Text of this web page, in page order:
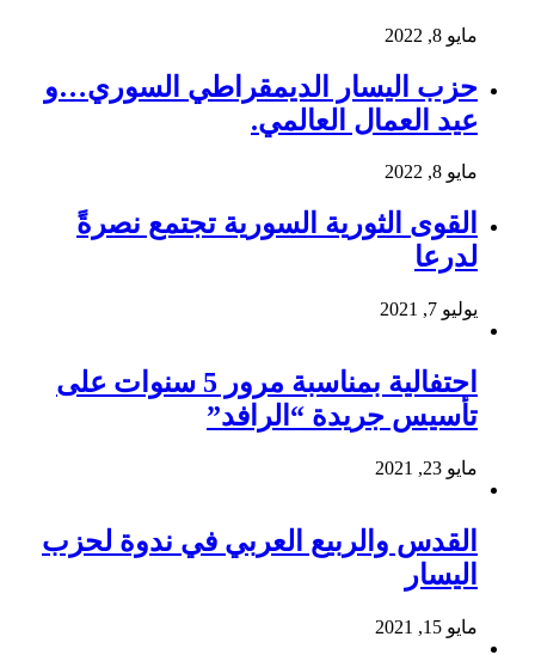
مايو 8, 2022
حزب اليسار الديمقراطي السوري…و
عيد العمال العالمي.
مايو 8, 2022
القوى الثورية السورية تجتمع نصرةً
لدرعا
يوليو 7, 2021
احتفالية بمناسبة مرور 5 سنوات على
تأسيس جريدة “الرافد”
مايو 23, 2021
القدس والربيع العربي في ندوة لحزب
اليسار
مايو 15, 2021